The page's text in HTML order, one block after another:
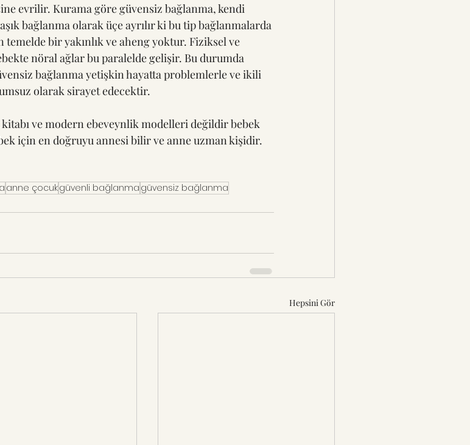
evrilir. Kurama göre güvensiz bağlanma, kendi
bağlanma olarak üçe ayrılır ki bu tip bağlanmalarda
temelde bir yakınlık ve aheng yoktur. Fiziksel ve
nöral ağlar bu paralelde gelişir. Bu durumda
bağlanma yetişkin hayatta problemlerle ve ikili
olarak sirayet edecektir.
ve modern ebeveynlik modelleri değildir bebek
için en doğruyu annesi bilir ve anne uzman kişidir.
anne çocukgüvenli bağlanma güvensiz bağlanma
Hepsini Gör